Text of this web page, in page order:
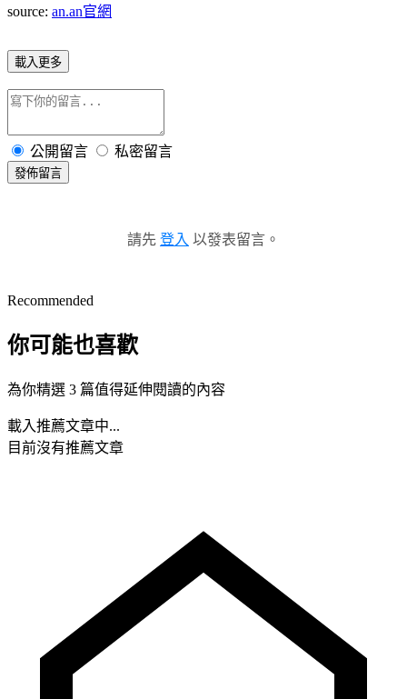
source: an.an官網
載入更多
公開留言 私密留言
發佈留言
請先 登入 以發表留言。
Recommended
你可能也喜歡
為你精選 3 篇值得延伸閱讀的內容
載入推薦文章中...
目前沒有推薦文章